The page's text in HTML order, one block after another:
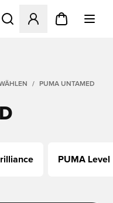
Öffnet ein neues Fenster
PUMA UNTAMED
PUMA Level